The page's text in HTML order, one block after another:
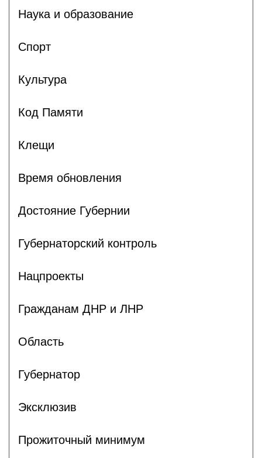
Наука и образование
Спорт
Культура
Код Памяти
Клещи
Время обновления
Достояние Губернии
Губернаторский контроль
Нацпроекты
Гражданам ДНР и ЛНР
Область
Губернатор
Эксклюзив
Прожиточный минимум